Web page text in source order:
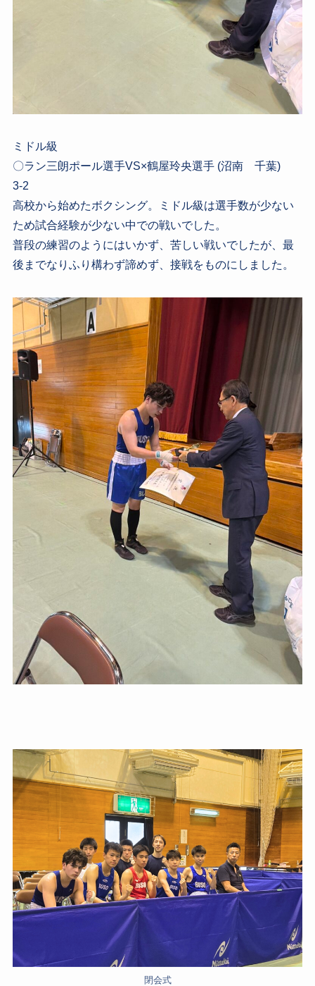
ミドル級
〇ラン三朗ポール選手VS×鶴屋玲央選手 (沼南 千葉)
3-2
高校から始めたボクシング。ミドル級は選手数が少ない
ため試合経験が少ない中での戦いでした。
普段の練習のようにはいかず、苦しい戦いでしたが、最
後までなりふり構わず諦めず、接戦をものにしました。
閉会式